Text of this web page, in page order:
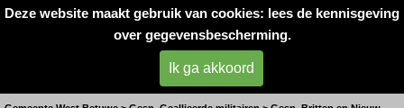
Deze website maakt gebruik van cookies: lees de kennisgeving
over gegevensbescherming.
Ik ga akkoord
Oorlogsslachtoffers
West- Betuwe
Aangespoeld in Haaften jan. 1945